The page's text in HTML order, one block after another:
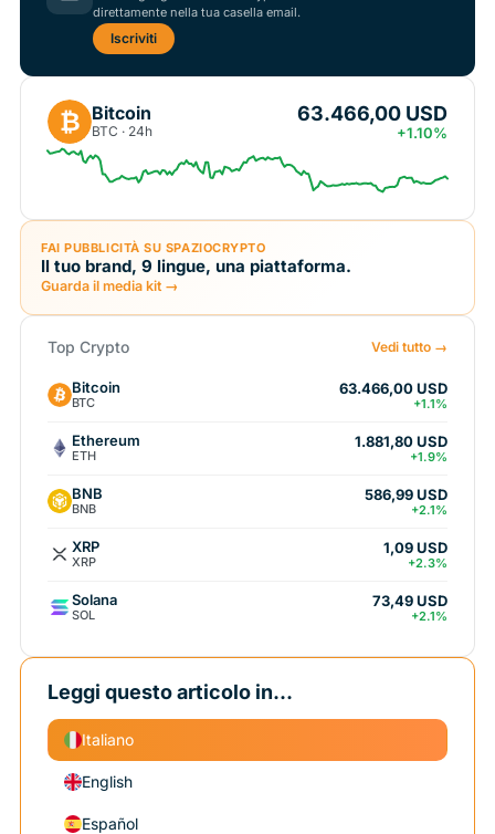
direttamente nella tua casella email.
Iscriviti
₿ Bitcoin
BTC · 24h
63.466,00 USD
+1.10%
FAI PUBBLICITÀ SU SPAZIOCRYPTO
Il tuo brand, 9 lingue, una piattaforma.
Guarda il media kit →
Top Crypto Vedi tutto →
Bitcoin
BTC
63.466,00 USD
+1.1%
Ethereum
ETH
1.881,80 USD
+1.9%
BNB
BNB
586,99 USD
+2.1%
XRP
XRP
1,09 USD
+2.3%
Solana
SOL
73,49 USD
+2.1%
Leggi questo articolo in...
Italiano
English
Español